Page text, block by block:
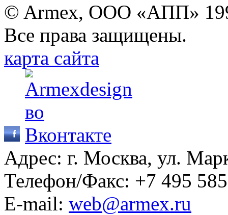
© Armex, ООО «АПП»
Все права защищены.
карта сайта
Адрес: г. Москва, ул.
Телефон/Факс: +7 495
E-mail: web@armex.ru